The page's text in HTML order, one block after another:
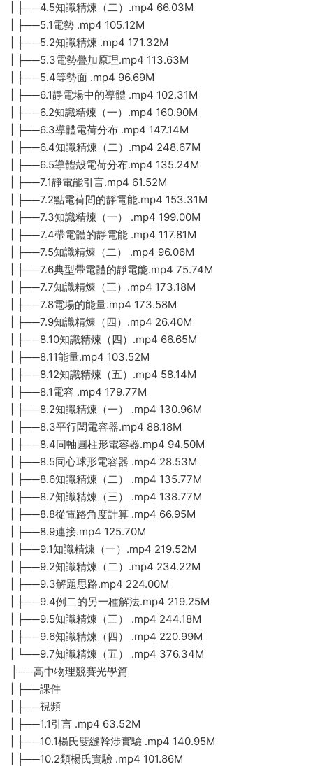
| ├──4.5知識精煉（二）.mp4 66.03M
| ├──5.1電勢 .mp4 105.12M
| ├──5.2知識精煉 .mp4 171.32M
| ├──5.3電勢疊加原理.mp4 113.63M
| ├──5.4等勢面 .mp4 96.69M
| ├──6.1靜電場中的導體 .mp4 102.31M
| ├──6.2知識精煉（一）.mp4 160.90M
| ├──6.3導體電荷分布 .mp4 147.14M
| ├──6.4知識精煉（二）.mp4 248.67M
| ├──6.5導體殼電荷分布.mp4 135.24M
| ├──7.1靜電能引言.mp4 61.52M
| ├──7.2點電荷間的靜電能.mp4 153.31M
| ├──7.3知識精煉（一） .mp4 199.00M
| ├──7.4帶電體的靜電能 .mp4 117.81M
| ├──7.5知識精煉（二） .mp4 96.06M
| ├──7.6典型帶電體的靜電能.mp4 75.74M
| ├──7.7知識精煉（三）.mp4 173.18M
| ├──7.8電場的能量.mp4 173.58M
| ├──7.9知識精煉（四）.mp4 26.40M
| ├──8.10知識精煉（四）.mp4 66.65M
| ├──8.11能量.mp4 103.52M
| ├──8.12知識精煉（五）.mp4 58.14M
| ├──8.1電容 .mp4 179.77M
| ├──8.2知識精煉（一） .mp4 130.96M
| ├──8.3平行闆電容器.mp4 88.18M
| ├──8.4同軸圓柱形電容器.mp4 94.50M
| ├──8.5同心球形電容器 .mp4 28.53M
| ├──8.6知識精煉（二） .mp4 135.77M
| ├──8.7知識精煉（三） .mp4 138.77M
| ├──8.8從電路角度計算 .mp4 66.95M
| ├──8.9連接.mp4 125.70M
| ├──9.1知識精煉（一）.mp4 219.52M
| ├──9.2知識精煉（二）.mp4 234.22M
| ├──9.3解題思路.mp4 224.00M
| ├──9.4例二的另一種解法.mp4 219.25M
| ├──9.5知識精煉（三） .mp4 244.18M
| ├──9.6知識精煉（四） .mp4 220.99M
| └──9.7知識精煉（五） .mp4 376.34M
├──高中物理競賽光學篇
| ├──課件
| ├──視頻
| ├──1.1引言 .mp4 63.52M
| ├──10.1楊氏雙縫幹涉實驗 .mp4 140.95M
| ├──10.2類楊氏實驗 .mp4 101.86M